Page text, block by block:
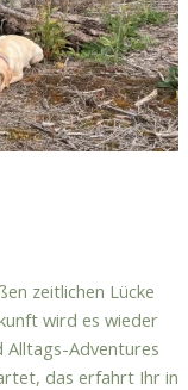
zeitlichen Lücke
wird es wieder
Alltags-Adventures
das erfahrt Ihr in